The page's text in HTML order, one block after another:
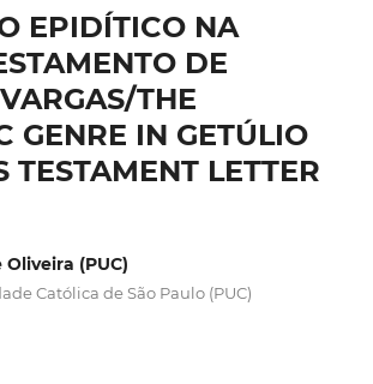
EPIDÍTICO NA
DE
THE
GENRE IN GETÚLIO
TESTAMENT LETTER
(PUC)
Católica de São Paulo (PUC)